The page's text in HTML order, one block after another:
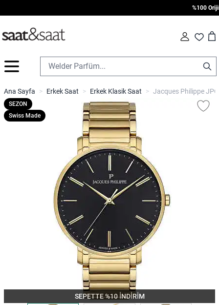
%100
Fav Cart
İçeriğe geç
Ana Sayfa > Erkek Saat > Erkek Klasik Saat > Jacques Philippe
SEPETTE %10 İNDİRİM
SEZON
Swiss Made